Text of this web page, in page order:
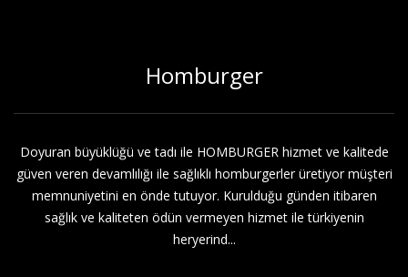
Homburger
Doyuran büyüklüğü ve tadı ile HOMBURGER hizmet ve kalitede
güven veren devamlılığı ile sağlıklı homburgerler üretiyor müşteri
memnuniyetini en önde tutuyor. Kurulduğu günden itibaren
sağlık ve kaliteten ödün vermeyen hizmet ile türkiyenin
heryerind...